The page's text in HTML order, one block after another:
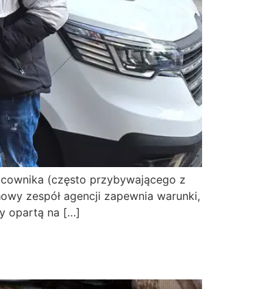
(często przybywającego z
zespół agencji zapewnia warunki,
opartą na […]